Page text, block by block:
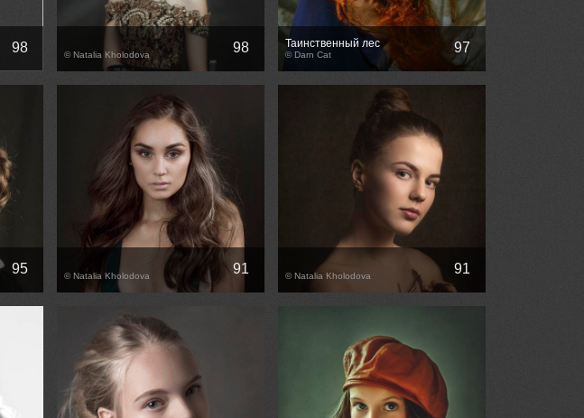
98 © Natalia Kholodova 98 Таинственный лес
© Darn Cat 97
95 © Natalia Kholodova 91 © Natalia Kholodova 91